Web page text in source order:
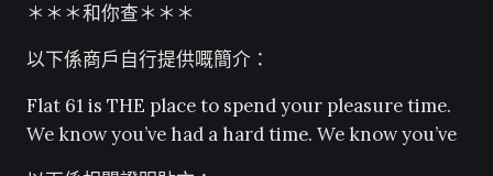
＊＊＊和你查＊＊＊
以下係商戶自行提供嘅簡介：
Flat 61 is THE place to spend your pleasure time.
We know you’ve had a hard time. We know you’ve